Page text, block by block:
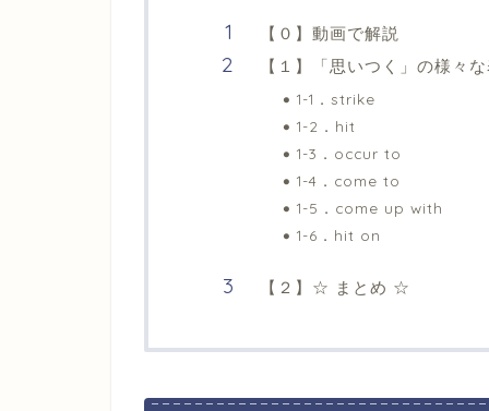
【０】動画で解説
【１】「思いつく」の様々
1-1．strike
1-2．hit
1-3．occur to
1-4．come to
1-5．come up with
1-6．hit on
【２】☆ まとめ ☆